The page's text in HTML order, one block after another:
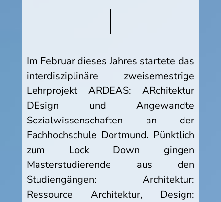
Im Februar dieses Jahres startete das
interdisziplinäre zweisemestrige
Lehrprojekt ARDEAS: ARchitektur
DEsign und Angewandte
Sozialwissenschaften an der
Fachhochschule Dortmund. Pünktlich
zum Lock Down gingen
Masterstudierende aus den
Studiengängen: Architektur:
Ressource Architektur, Design: